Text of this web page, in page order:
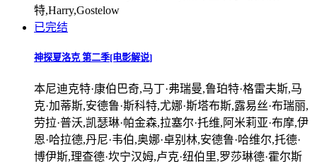
特,Harry,Gostelow
已完结
神探夏洛克 第二季[电影解说]
本尼迪克特·康伯巴奇,马丁·弗瑞曼,鲁珀特·格雷夫斯,马
克·加蒂斯,安德鲁·斯科特,尤娜·斯塔布斯,露易丝·布瑞丽,
劳拉·普沃,凯瑟琳·帕金森,拉塞尔·托维,阿米莉亚·布摩,伊
恩·哈拉德,丹尼·韦伯,奥娜·卓别林,安德鲁·哈维尔,托德·
博伊斯,理查德·坎宁汉姆,卢克·纽伯里,罗莎琳德·霍尔斯